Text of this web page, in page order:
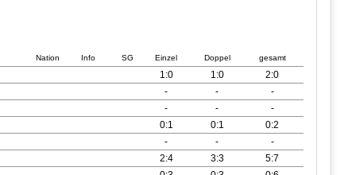
Nation Info SG Einzel Doppel gesamt
1:0 1:0
2:0
- -
-
- -
-
0:1 0:1
0:2
- -
-
2:4 3:3
5:7